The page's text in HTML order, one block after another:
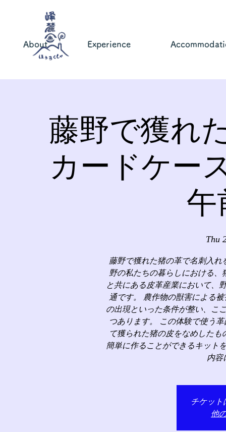
About Experience
藤野で獲れ
カードケー
午
Thu
藤野で獲れた猪の革で名刺入
野の私たちの暮らしにおける
と共にある皮革産業において、
通です。 農作物の獣害による
の出現といった条件が整い、こ
つあります。 この体験で使う
て獲られた猪の皮をなめした
簡単に作ることができるキット
内容
チケット
他